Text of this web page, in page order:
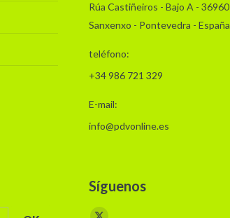
Rúa Castiñeiros - Bajo A - 36960
Sanxenxo - Pontevedra - España
teléfono:
+34 986 721 329
E-mail:
info@pdvonline.es
Síguenos
Encuéntranos en: